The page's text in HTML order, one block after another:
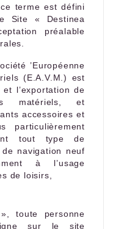
terme est défini
Site « Destinea
préalable
’Européenne
(E.A.V.M.) est
et l’exportation de
matériels, et
accessoires et
particulièrement
tout type de
navigation neuf
à l’usage
de loisirs,
toute personne
sur le site